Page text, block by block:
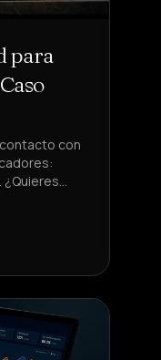
para
con
¿Quieres